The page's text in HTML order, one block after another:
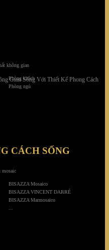
không gian
Phòng khách
Phòng ngủ
mosaic
BISAZZA Mosaico
BISAZZA VINCENT DARRÉ
BISAZZA Marmosaico
Gian Sống Với Thiết Kế Phong Cách
CÁCH SỐNG